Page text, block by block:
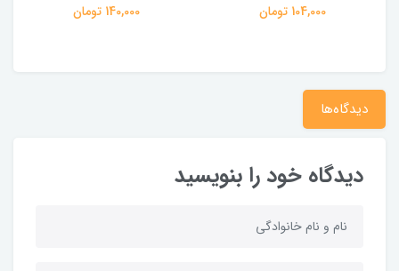
104,000 تومان 140,000 تومان
دیدگاه‌ها
دیدگاه خود را بنویسید